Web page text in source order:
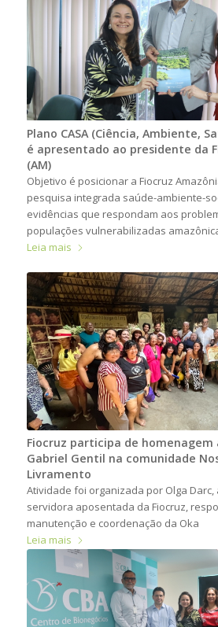
Plano CASA (Ciência, Ambiente,
é apresentado ao presidente da
(AM)
Objetivo é posicionar a Fiocruz
pesquisa integrada saúde-ambiente-
evidências que respondam aos
populações vulnerabilizadas
Leia mais
Fiocruz participa de homenagem
Gabriel Gentil na comunidade
Livramento
Atividade foi organizada por Olga
servidora aposentada da Fiocruz,
manutenção e coordenação da Oka
Leia mais